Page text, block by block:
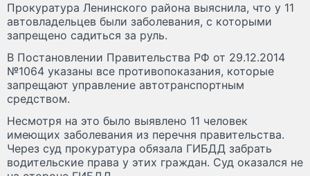
Прокуратура Ленинского района выяснила, что у 11
автовладельцев были заболевания, с которыми
запрещено садиться за руль.
В Постановлении Правительства РФ от 29.12.2014
№1064 указаны все противопоказания, которые
запрещают управление автотранспортным
средством.
Несмотря на это было выявлено 11 человек
имеющих заболевания из перечня правительства.
Через суд прокуратура обязала ГИБДД забрать
водительские права у этих граждан. Суд оказался не